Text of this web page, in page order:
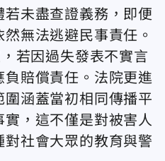
未盡查證義務，即便
無法逃避民事責任。
若因過失發表不實言
賠償責任。法院更進
涵蓋當初相同傳播平
，這不僅是對被害人
社會大眾的教育與警